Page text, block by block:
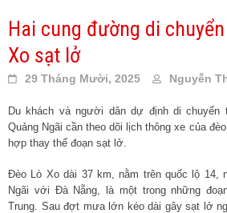
Hai cung đường di
Xo sạt lở
29 Tháng Mười, 2025 Nguyễn
Du khách và người dân dự định di chuyển
Quảng Ngãi cần theo dõi lịch thông xe của
hợp thay thế đoạn sạt lở.
Đèo Lò Xo dài 37 km, nằm trên quốc lộ 14,
Ngãi với Đà Nẵng, là một trong những
Trung. Sau đợt mưa lớn kéo dài gây sạt lở